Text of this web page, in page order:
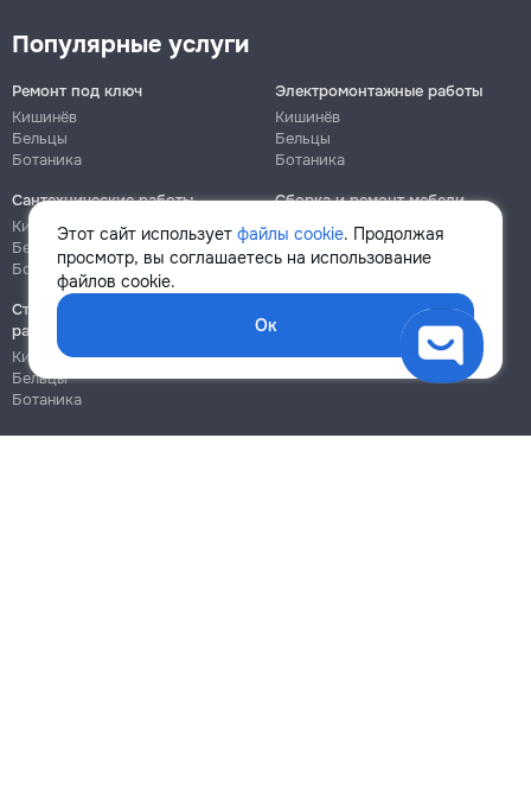
Этот сайт использует файлы cookie. Продолжая
просмотр, вы соглашаетесь на использование
файлов cookie.
Ок
Популярные услуги
Ремонт под ключ
Кишинёв
Бельцы
Ботаника
Электромонтажные работы
Кишинёв
Бельцы
Ботаника
Сантехнические работы
Кишинёв
Бельцы
Ботаника
Сборка и ремонт мебели
Кишинёв
Ботаника
Строительно-монтажные
работы
Кишинёв
Бельцы
Ботаника